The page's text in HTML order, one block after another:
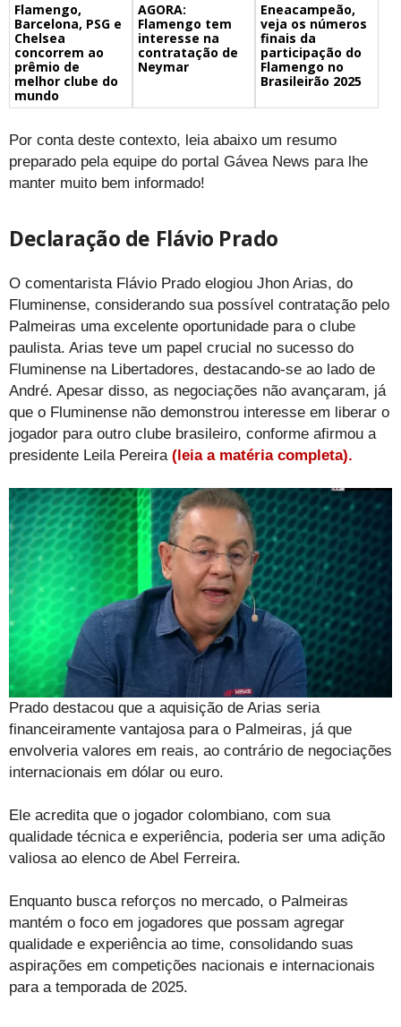
Flamengo,
Barcelona, PSG e
Chelsea
concorrem ao
prêmio de
melhor clube do
mundo
AGORA:
Flamengo tem
interesse na
contratação de
Neymar
Eneacampeão,
veja os números
finais da
participação do
Flamengo no
Brasileirão 2025
Por conta deste contexto, leia abaixo um resumo
preparado pela equipe do portal Gávea News para lhe
manter muito bem informado!
Declaração de Flávio Prado
O comentarista Flávio Prado elogiou Jhon Arias, do
Fluminense, considerando sua possível contratação pelo
Palmeiras uma excelente oportunidade para o clube
paulista. Arias teve um papel crucial no sucesso do
Fluminense na Libertadores, destacando-se ao lado de
André. Apesar disso, as negociações não avançaram, já
que o Fluminense não demonstrou interesse em liberar o
jogador para outro clube brasileiro, conforme afirmou a
presidente Leila Pereira (leia a matéria completa).
Prado destacou que a aquisição de Arias seria
financeiramente vantajosa para o Palmeiras, já que
envolveria valores em reais, ao contrário de negociações
internacionais em dólar ou euro.
Ele acredita que o jogador colombiano, com sua
qualidade técnica e experiência, poderia ser uma adição
valiosa ao elenco de Abel Ferreira.
Enquanto busca reforços no mercado, o Palmeiras
mantém o foco em jogadores que possam agregar
qualidade e experiência ao time, consolidando suas
aspirações em competições nacionais e internacionais
para a temporada de 2025.